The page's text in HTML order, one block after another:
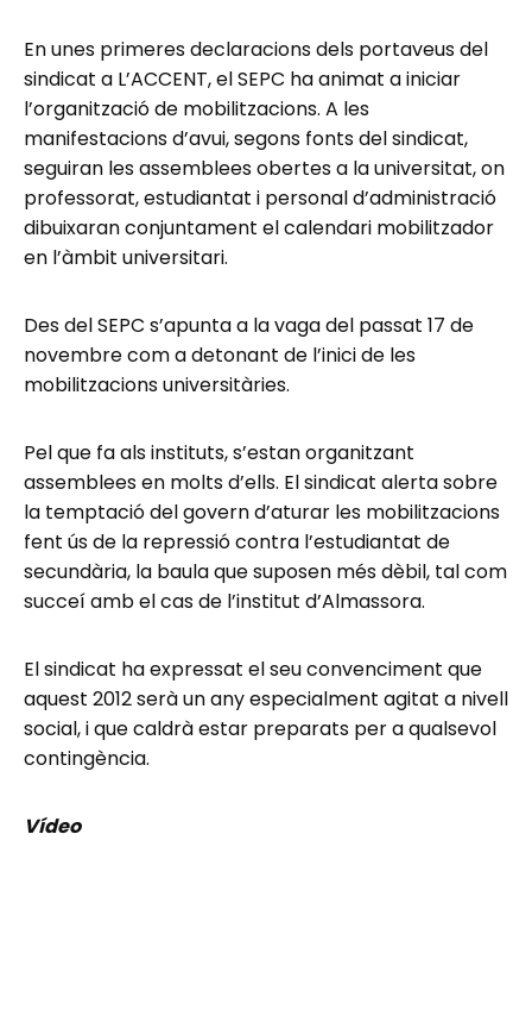
En unes primeres declaracions dels portaveus del
sindicat a L’ACCENT, el SEPC ha animat a iniciar
l’organització de mobilitzacions. A les
manifestacions d’avui, segons fonts del sindicat,
seguiran les assemblees obertes a la universitat, on
professorat, estudiantat i personal d’administració
dibuixaran conjuntament el calendari mobilitzador
en l’àmbit universitari.
Des del SEPC s’apunta a la vaga del passat 17 de
novembre com a detonant de l’inici de les
mobilitzacions universitàries.
Pel que fa als instituts, s’estan organitzant
assemblees en molts d’ells. El sindicat alerta sobre
la temptació del govern d’aturar les mobilitzacions
fent ús de la repressió contra l’estudiantat de
secundària, la baula que suposen més dèbil, tal com
succeí amb el cas de l’institut d’Almassora.
El sindicat ha expressat el seu convenciment que
aquest 2012 serà un any especialment agitat a nivell
social, i que caldrà estar preparats per a qualsevol
contingència.
Vídeo